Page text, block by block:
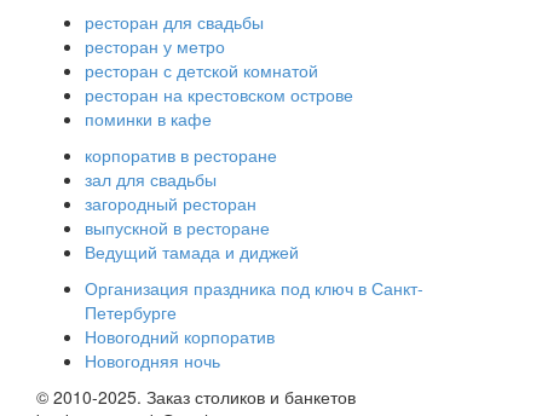
ресторан для свадьбы
ресторан у метро
ресторан с детской комнатой
ресторан на крестовском острове
поминки в кафе
корпоратив в ресторане
зал для свадьбы
загородный ресторан
выпускной в ресторане
Ведущий тамада и диджей
Организация праздника под ключ в Санкт-
Петербурге
Новогодний корпоратив
Новогодняя ночь
© 2010-2025. Заказ столиков и банкетов